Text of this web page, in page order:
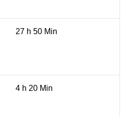
27 h 50 Min
4 h 20 Min